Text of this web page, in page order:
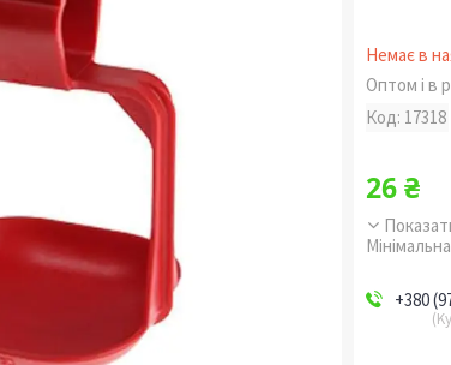
Немає в
Оптом і в
Код: 17318
26 ₴
+380